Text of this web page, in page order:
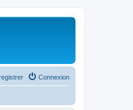
Connexion